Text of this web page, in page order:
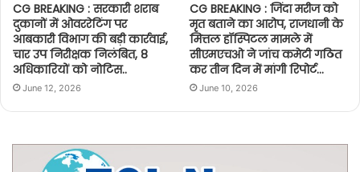
CG BREAKING : सरकारी शराब
दुकानों में ओवररेटिंग पर
आबकारी विभाग की बड़ी कार्रवाई,
चार उप निरीक्षक निलंबित, 8
अधिकारियों को नोटिस..
June 12, 2026
CG BREAKING : जिंदा मरीज को
मृत बताने का आरोप, राजधानी के
मित्तल हॉस्पिटल मामले में
सीएमएचओ ने जांच कमेटी गठित
कर तीन दिन में मांगी रिपोर्ट…
June 10, 2026